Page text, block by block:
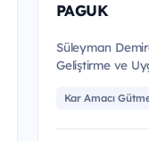
PAGUK
Süleyman
Geliştirme ve
Kar Amacı